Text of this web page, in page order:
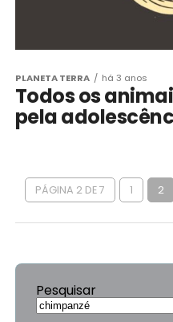
PLANETA TERRA há 3 anos
Todos os
pela
PÁGINA 2 DE 7 1 2
Pesquisar